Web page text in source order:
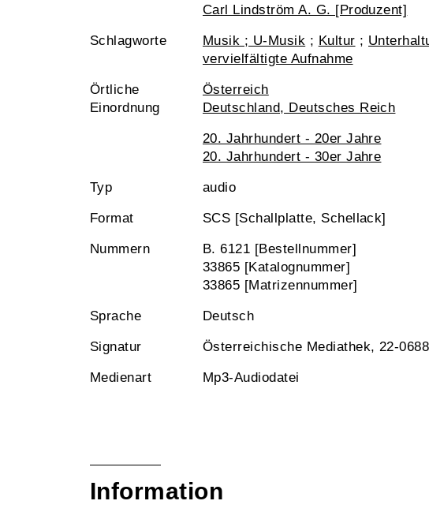
Carl Lindström A. G. [Produzent]
Schlagworte Musik ; U-Musik ; Kultur ;
vervielfältigte Aufnahme
Örtliche
Einordnung
Österreich
Deutschland, Deutsches Reich
20. Jahrhundert - 20er Jahre
20. Jahrhundert - 30er Jahre
Typ audio
Format SCS [Schallplatte, Schellack]
Nummern
B. 6121 [Bestellnummer]
33865 [Katalognummer]
33865 [Matrizennummer]
Sprache Deutsch
Signatur Österreichische Mediathek, 22-
Medienart Mp3-Audiodatei
Information